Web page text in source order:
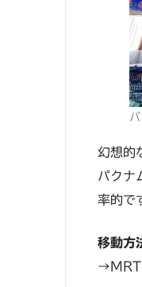
幻想的
パクナ
率的で
移動方
→MRT